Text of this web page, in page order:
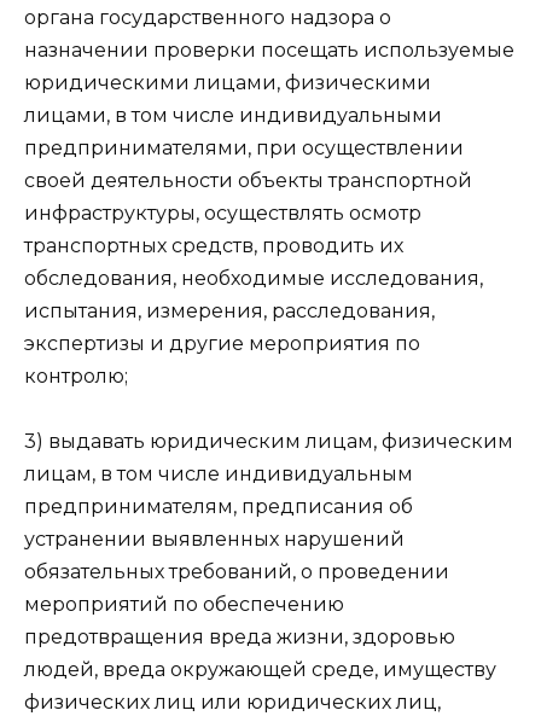
органа государственного надзора о
назначении проверки посещать используемые
юридическими лицами, физическими
лицами, в том числе индивидуальными
предпринимателями, при осуществлении
своей деятельности объекты транспортной
инфраструктуры, осуществлять осмотр
транспортных средств, проводить их
обследования, необходимые исследования,
испытания, измерения, расследования,
экспертизы и другие мероприятия по
контролю;
3) выдавать юридическим лицам, физическим
лицам, в том числе индивидуальным
предпринимателям, предписания об
устранении выявленных нарушений
обязательных требований, о проведении
мероприятий по обеспечению
предотвращения вреда жизни, здоровью
людей, вреда окружающей среде, имуществу
физических лиц или юридических лиц,